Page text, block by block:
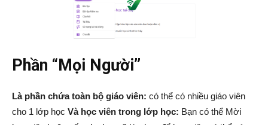
Phần “Mọi Người”
Là phần chứa toàn bộ giáo viên: có thể có nhiều giáo viên
cho 1 lớp học Và học viên trong lớp học: Bạn có thể Mời